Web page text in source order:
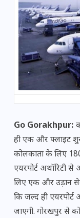
Go Gorakhpur:
ही एक और फ्लाइट
कोलकाता के लिए
एयरपोर्ट अथॉरिटी
लिए एक और उड़ान
कि जल्द ही एयरपोर्ट
जाएगी. गोरखपुर से